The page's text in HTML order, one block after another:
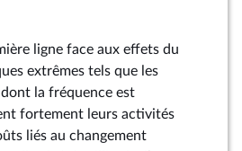
ligne face aux effets du
extrêmes tels que les
la fréquence est
fortement leurs activités
liés au changement